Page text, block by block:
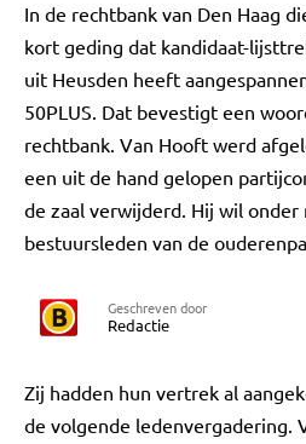
In de rechtbank van Den Haag
kort geding dat kandidaat-
uit Heusden heeft
50PLUS. Dat bevestigt een
rechtbank. Van Hooft werd
een uit de hand gelopen
de zaal verwijderd. Hij wil onder
bestuursleden van de
Geschreven door
Redactie
Zij hadden hun vertrek al
de volgende ledenvergadering.